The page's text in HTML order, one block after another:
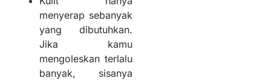
menyerap sebanyak
yang dibutuhkan.
Jika kamu
mengoleskan terlalu
banyak, sisanya